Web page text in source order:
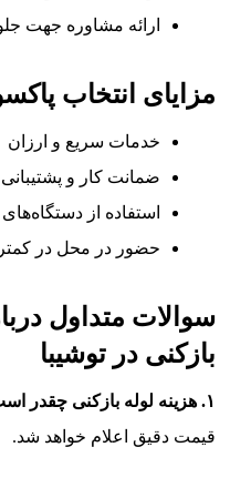
ارائه مشاوره جهت
مزایای انتخاب
خدمات سریع و ارزان
ضمانت کار و پشتیبانی ۲۴ ساعته
استفاده از
حضور در محل در
سوالات متداول
بازکنی در توشیبا
۱. هزینه لوله بازکنی چقدر است؟
قیمت دقیق اعلام خواهد شد.